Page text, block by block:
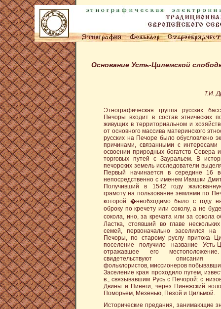
Основание Усть-Цилемской
Т.И.
Этнографическая группа русских
Печоры входит в состав этнических
живущих в территориальном и
от основного массива материнского
русских на Печоре было обусловлено
причинами, связанными с интересами
освоении природных богатств Севера
торговых путей с Зауральем. В
печорских земель исследователи
Первый начинается в середине 16
непосредственно с именем Ивашки
Получивший в 1542 году
грамоту на пользование землями по
которой �необходимо было с году
оброку по кречету или соколу, а не
сокола, ино, за кречата или за сокола
Ластка, стоявший во главе нескольких
семей, первоначально заселился на
Печоры, по старому руслу притока
поселение получило название Усть-
отражавшее его
свидетельствуют описания
фольклористов, миссионеров
Заселение края проходило путем,
в., связывавшим Русь с Печорой: с
Двины и Пинеги, через Пинежский
Поморьем, Мезенью, Пезой и Цильмой.
Исторические предания, занимающие